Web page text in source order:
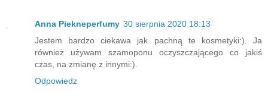
Anna Piekneperfumy 30 sierpnia 2020 18:13
Jestem bardzo ciekawa jak pachną te kosmetyki:). Ja
również używam szamoponu oczyszczającego co jakiś
czas, na zmianę z innymi:).
Odpowiedz